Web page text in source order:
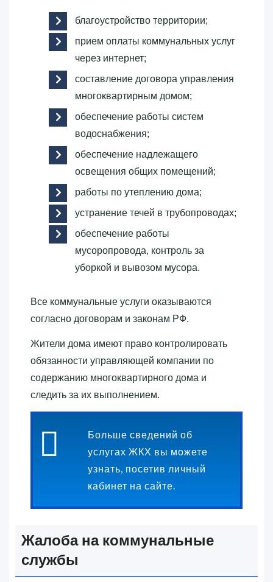
благоустройство территории;
прием оплаты коммунальных услуг
через интернет;
составление договора управления
многоквартирным домом;
обеспечение работы систем
водоснабжения;
обеспечение надлежащего
освещения общих помещений;
работы по утеплению дома;
устранение течей в трубопроводах;
обеспечение работы
мусоропровода, контроль за
уборкой и вывозом мусора.
Все коммунальные услуги оказываются
согласно договорам и законам РФ.
Жители дома имеют право контролировать
обязанности управляющей компании по
содержанию многоквартирного дома и
следить за их выполнением.
Больше сведений об
услугах ЖКХ вы можете
узнать, посетив личный
кабинет на сайте.
Жалоба на коммунальные
службы